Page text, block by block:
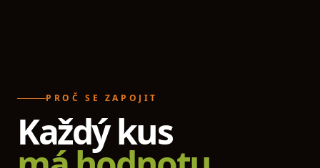
PROČ SE ZAPOJIT
Každý kus